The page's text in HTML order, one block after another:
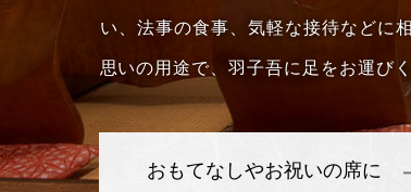
い、法事の食事、気軽な接待などに
思いの用途で、羽子吾に足をお運び
おもてなしやお祝いの席に